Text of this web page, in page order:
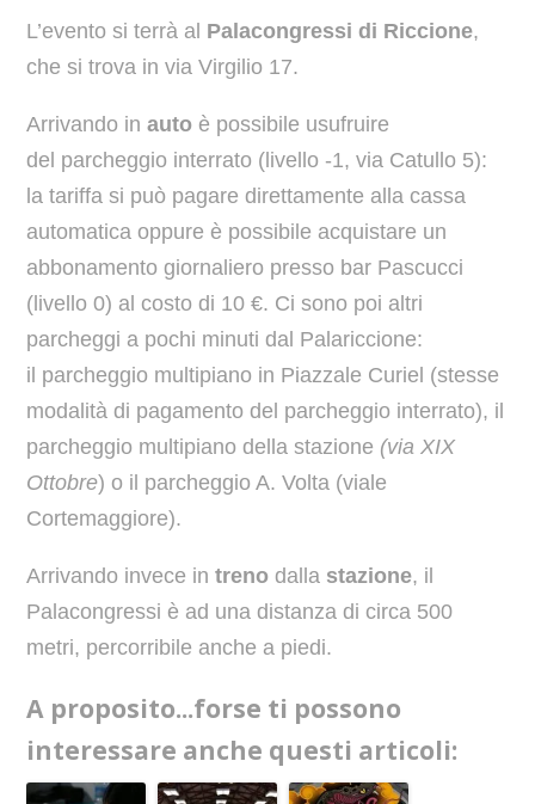
L’evento si terrà al Palacongressi di Riccione,
che si trova in via Virgilio 17.
Arrivando in autoè possibile usufruire
del parcheggio interrato (livello -1, via Catullo 5):
la tariffa si può pagare direttamente alla cassa
automatica oppure è possibile acquistare un
abbonamento giornaliero presso bar Pascucci
(livello 0) al costo di 10 €. Ci sono poi altri
parcheggi a pochi minuti dal Palariccione:
il parcheggio multipiano in Piazzale Curiel (stesse
modalità di pagamento del parcheggio interrato), il
parcheggio multipiano della stazione (via XIX
Ottobre) o il parcheggio A. Volta (viale
Cortemaggiore).
Arrivando invece in trenodalla stazione, il
Palacongressi è ad una distanza di circa 500
metri, percorribile anche a piedi.
A proposito...forse ti possono
interessare anche questi articoli: